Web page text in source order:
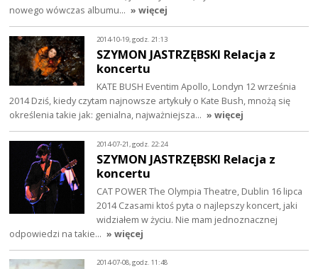
nowego wówczas albumu… » więcej
2014-10-19, godz. 21:13
SZYMON JASTRZĘBSKI Relacja z
koncertu
KATE BUSH Eventim Apollo, Londyn 12 września
2014 Dziś, kiedy czytam najnowsze artykuły o Kate Bush, mnożą się
określenia takie jak: genialna, najważniejsza… » więcej
2014-07-21, godz. 22:24
SZYMON JASTRZĘBSKI Relacja z
koncertu
CAT POWER The Olympia Theatre, Dublin 16 lipca
2014 Czasami ktoś pyta o najlepszy koncert, jaki
widziałem w życiu. Nie mam jednoznacznej
odpowiedzi na takie… » więcej
2014-07-08, godz. 11:48